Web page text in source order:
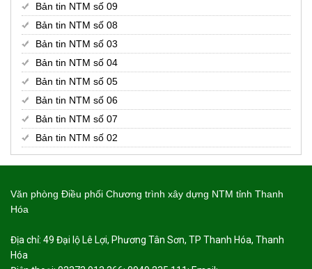
Bản tin NTM số 09
Bản tin NTM số 08
Bản tin NTM số 03
Bản tin NTM số 04
Bản tin NTM số 05
Bản tin NTM số 06
Bản tin NTM số 07
Bản tin NTM số 02
Văn phòng Điều phối Chương trình xây dựng NTM tỉnh Thanh
Hóa
Địa chỉ: 49 Đại lộ Lê Lợi, Phương Tân Sơn, TP Thanh Hóa, Thanh
Hóa